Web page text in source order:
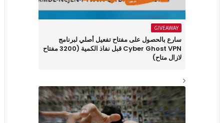
GIVEAWAY
سارع بالحصول على مفتاح تفعيل أصلي لبرنامج
Cyber Ghost VPN قبل نفاذ الكمية (3200 مفتاح
لازال متاح)